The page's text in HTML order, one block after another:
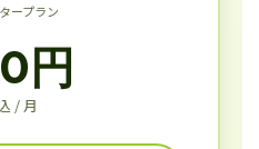
ープラン
円
/ 月